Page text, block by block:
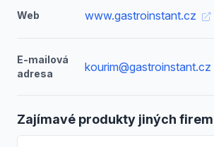
Web www.gastroinstant.cz
E-mailová
adresa
kourim@gastroinstant.cz
Zajímavé produkty jiných firem